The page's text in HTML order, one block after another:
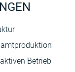
Betrieb